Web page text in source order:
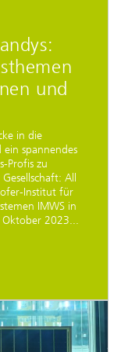
und
in die
spannendes
Profis zu
All
Institut für
IMWS in
Oktober 2023...